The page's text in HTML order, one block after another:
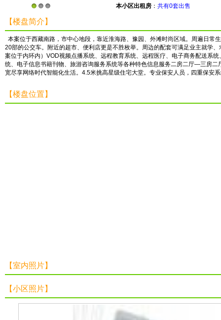
本小区出租房 ： 共有0套出售
【楼盘简介】
本案位于西藏南路，市中心地段，靠近淮海路、豫园、外滩时尚区域。周遍日常
20部的公交车。附近的超市、便利店更是不胜枚举。周边的配套可满足业主就学
案位于内环内）VOD视频点播系统、远程教育系统、远程医疗、电子商务配送系
统、电子信息书籍刊物、旅游咨询服务系统等各种特色信息服务二房二厅—三房
宽尽享网络时代智能化生活。4.5米挑高星级住宅大堂。专业保安人员，四重保安
【楼盘位置】
【室内照片】
【小区照片】